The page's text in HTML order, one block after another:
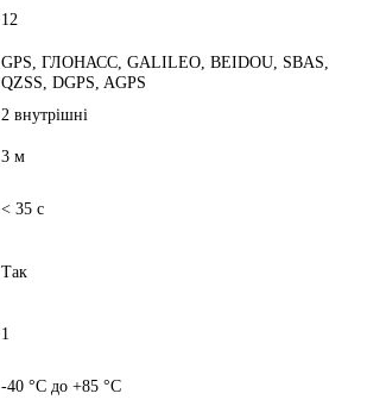
12
GPS, ГЛОНАСС, GALILEO, BEIDOU, SBAS,
QZSS, DGPS, AGPS
2 внутрішні
3 м
< 35 с
Так
1
-40 °С до +85 °С